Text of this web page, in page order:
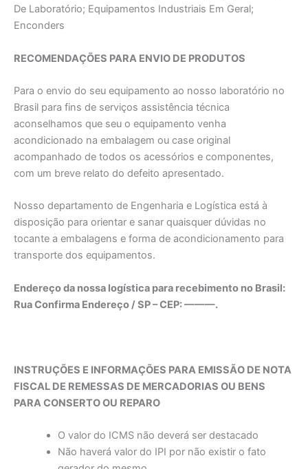
De Laboratório; Equipamentos Industriais Em Geral;
Enconders
RECOMENDAÇÕES PARA ENVIO DE PRODUTOS
Para o envio do seu equipamento ao nosso laboratório no
Brasil para fins de serviços assistência técnica
aconselhamos que seu o equipamento venha
acondicionado na embalagem ou case original
acompanhado de todos os acessórios e componentes,
com um breve relato do defeito apresentado.
Nosso departamento de Engenharia e Logística está à
disposição para orientar e sanar quaisquer dúvidas no
tocante a embalagens e forma de acondicionamento para
transporte dos equipamentos.
Endereço da nossa logística para recebimento no Brasil:
Rua Confirma Endereço / SP – CEP: ———.
INSTRUÇÕES E INFORMAÇÕES PARA EMISSÃO DE NOTA
FISCAL DE REMESSAS DE MERCADORIAS OU BENS
PARA CONSERTO OU REPARO
O valor do ICMS não deverá ser destacado
Não haverá valor do IPI por não existir o fato